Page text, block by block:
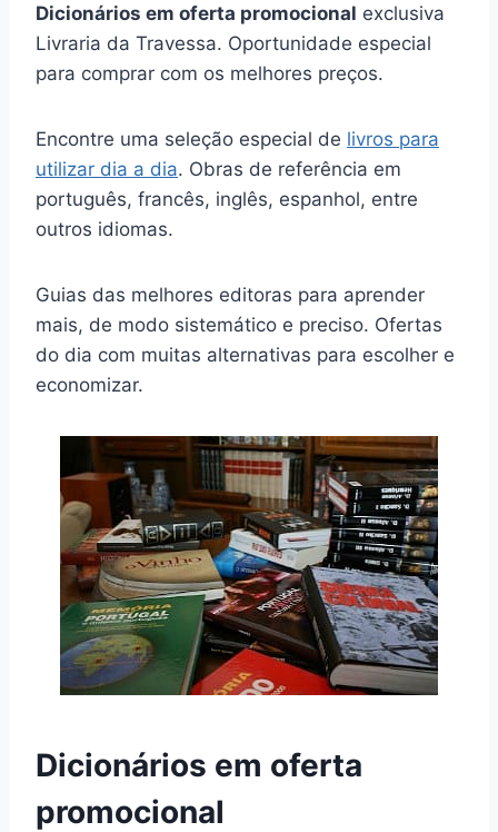
Dicionários em oferta promocional exclusiva
Livraria da Travessa. Oportunidade especial
para comprar com os melhores preços.
Encontre uma seleção especial de livros para
utilizar dia a dia. Obras de referência em
português, francês, inglês, espanhol, entre
outros idiomas.
Guias das melhores editoras para aprender
mais, de modo sistemático e preciso. Ofertas
do dia com muitas alternativas para escolher e
economizar.
Dicionários em oferta
promocional